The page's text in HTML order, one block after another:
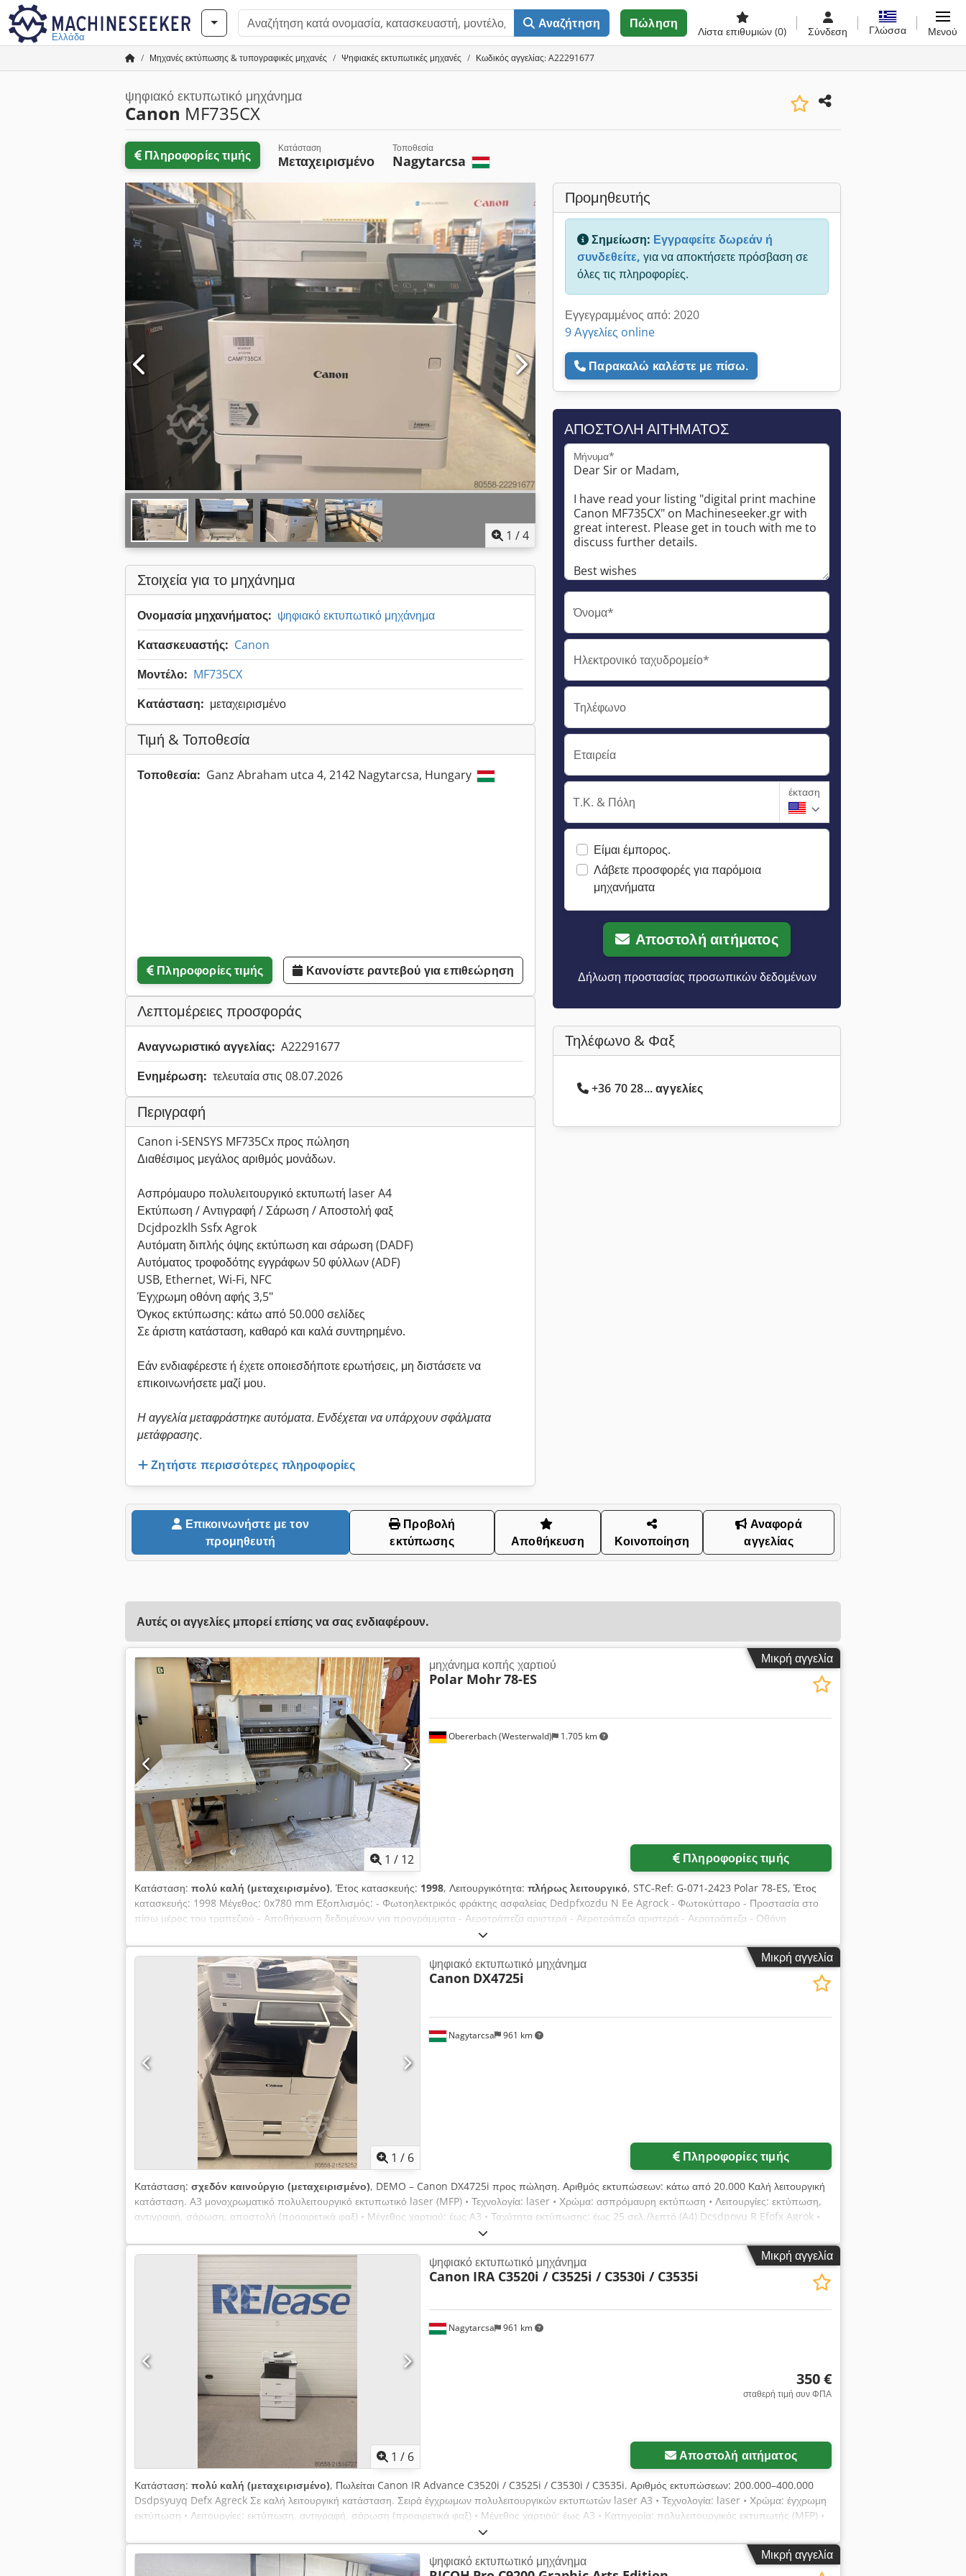
Ελλάδα
Αναζήτηση Πώληση
Λίστα επιθυμιών (0) Σύνδεση Γλώσσα Μενού
Μηχανές εκτύπωσης & τυπογραφικές μηχανές Ψηφιακές εκτυπωτικές μηχανές Κωδικός αγγελίας: A22291677
ψηφιακό εκτυπωτικό μηχάνημα
Canon MF735CX
Πληροφορίες τιμής Κατάσταση
Μεταχειρισμένο
Τοποθεσία
Nagytarcsa
1 /4
Στοιχεία για το μηχάνημα
Ονομασία μηχανήματος: ψηφιακό εκτυπωτικό μηχάνημα
Κατασκευαστής: Canon
Μοντέλο: MF735CX
Κατάσταση: μεταχειρισμένο
Τιμή & Τοποθεσία
Τοποθεσία: Ganz Abraham utca 4, 2142 Nagytarcsa, Hungary
Πληροφορίες τιμής Κανονίστε ραντεβού για επιθεώρηση
Λεπτομέρειες προσφοράς
Αναγνωριστικό αγγελίας: A22291677
Ενημέρωση: τελευταία στις 08.07.2026
Περιγραφή
Canon i-SENSYS MF735Cx προς πώληση
Διαθέσιμος μεγάλος αριθμός μονάδων.
Ασπρόμαυρο πολυλειτουργικό εκτυπωτή laser A4
Εκτύπωση / Αντιγραφή / Σάρωση / Αποστολή φαξ
Dcjdpozklh Ssfx Agrok
Αυτόματη διπλής όψης εκτύπωση και σάρωση (DADF)
Αυτόματος τροφοδότης εγγράφων 50 φύλλων (ADF)
USB, Ethernet, Wi-Fi, NFC
Έγχρωμη οθόνη αφής 3,5"
Όγκος εκτύπωσης: κάτω από 50.000 σελίδες
Σε άριστη κατάσταση, καθαρό και καλά συντηρημένο.
Εάν ενδιαφέρεστε ή έχετε οποιεσδήποτε ερωτήσεις, μη διστάσετε να
επικοινωνήσετε μαζί μου.
Η αγγελία μεταφράστηκε αυτόματα. Ενδέχεται να υπάρχουν σφάλματα
μετάφρασης.
Ζητήστε περισσότερες πληροφορίες
Προμηθευτής
Σημείωση: Εγγραφείτε δωρεάν ή
συνδεθείτε, για να αποκτήσετε πρόσβαση σε
όλες τις πληροφορίες.
Εγγεγραμμένος από: 2020
9 Αγγελίες online
Παρακαλώ καλέστε με πίσω.
ΑΠΟΣΤΟΛΉ ΑΙΤΉΜΑΤΟΣ
Μήνυμα*
Όνομα*
Ηλεκτρονικό ταχυδρομείο*
Τηλέφωνο
Εταιρεία
Τ.Κ. & Πόλη
έκταση
Είμαι έμπορος.
Λάβετε προσφορές για παρόμοια
μηχανήματα
Αποστολή αιτήματος
Δήλωση προστασίας προσωπικών δεδομένων
Τηλέφωνο & Φαξ
+36 70 28... αγγελίες
προμηθευτή
Προβολή
εκτύπωσης
Αποθήκευση Κοινοποίηση
Αναφορά
αγγελίας
Αυτές οι αγγελίες μπορεί επίσης να σας ενδιαφέρουν.
Μικρή αγγελία
1 / 12
Obererbach (Westerwald) 1.705 km
μηχάνημα κοπής χαρτιού
Polar Mohr78-ES
Πληροφορίες τιμής
Κατάσταση: πολύ καλή (μεταχειρισμένο), Έτος κατασκευής: 1998, Λειτουργικότητα: πλήρως λειτουργικό, STC-Ref: G-071-2423 Polar 78-ES, Έτος
κατασκευής: 1998 Μέγεθος: 0x780 mm Εξοπλισμός: - Φωτοηλεκτρικός φράκτης ασφαλείας Dedpfxozdu N Ee Agrock - Φωτοκύτταρο - Προστασία στο
πίσω μέρος του τραπεζιού - Αποθήκευση δεδομένων για προγράμματα - Αεροτράπεζα αριστερά - Αεροτράπεζα αριστερά - Αεροτράπεζα - Οθόνη
Μικρή αγγελία
1 / 6
Nagytarcsa 961 km
ψηφιακό εκτυπωτικό μηχάνημα
Canon DX4725i
Πληροφορίες τιμής
Κατάσταση: σχεδόν καινούργιο (μεταχειρισμένο), DEMO – Canon DX4725i προς πώληση. Αριθμός εκτυπώσεων: κάτω από 20.000 Καλή λειτουργική
κατάσταση. A3 μονοχρωματικό πολυλειτουργικό εκτυπωτικό laser (MFP) • Τεχνολογία: laser • Χρώμα: ασπρόμαυρη εκτύπωση • Λειτουργίες: εκτύπωση,
αντιγραφή, σάρωση, αποστολή (προαιρετικά φαξ) • Μέγεθος χαρτιού: έως A3 • Ταχύτητα εκτύπωσης: έως 25 σελ./λεπτό (A4) Dcsdpoyu R Efofx Agrok •
Χρήση: γραφείο / επιχείρηση • Κατηγορία: πολυλειτουργικός εκτυπωτής (MFP)
Μικρή αγγελία
1 / 6
Nagytarcsa 961 km
ψηφιακό εκτυπωτικό μηχάνημα
Canon IRA C3520i / C3525i / C3530i / C3535i
350 €
σταθερή τιμή συν ΦΠΑ
Αποστολή αιτήματος
Κατάσταση: πολύ καλή (μεταχειρισμένο), Πωλείται Canon IR Advance C3520i / C3525i / C3530i / C3535i. Αριθμός εκτυπώσεων: 200.000–400.000
Dsdpsyuyq Defx Agreck Σε καλή λειτουργική κατάσταση. Σειρά έγχρωμων πολυλειτουργικών εκτυπωτών laser Α3 • Τεχνολογία: laser • Χρώμα: έγχρωμη
εκτύπωση • Λειτουργίες: εκτύπωση, αντιγραφή, σάρωση (προαιρετικά φαξ) • Μέγεθος χαρτιού: έως Α3 • Κατηγορία: πολυλειτουργικός εκτυπωτής (MFP) •
Πεδίο χρήσης: γραφείο / επιχείρηση • Ταχύτητες: C3520i – 20 σελ./λεπτό C3525i – 25 σελ./λεπτό C3530i – 30 σελ./λεπτό C3535i – 35 σελ./λεπτό Για
περισσότερες πληροφορίες, παρακαλώ στείλτε μήνυμα.
Μικρή αγγελία
ψηφιακό εκτυπωτικό μηχάνημα